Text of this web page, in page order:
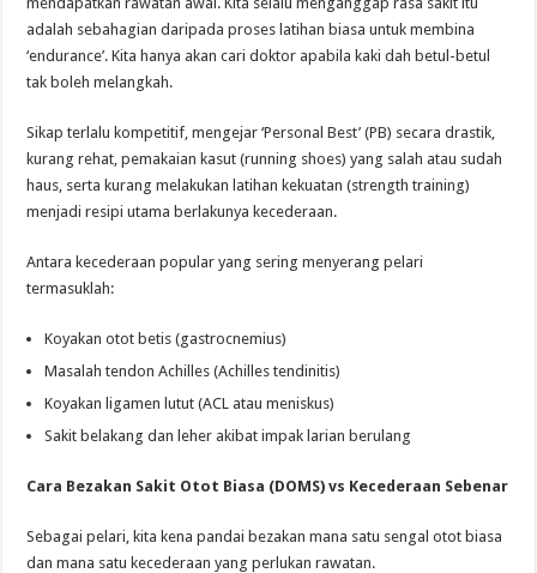
adalah sebahagian daripada proses latihan biasa untuk membina
‘endurance’. Kita hanya akan cari doktor apabila kaki dah betul-betul
tak boleh melangkah.
Sikap terlalu kompetitif, mengejar ‘Personal Best’ (PB) secara drastik,
kurang rehat, pemakaian kasut (running shoes) yang salah atau sudah
haus, serta kurang melakukan latihan kekuatan (strength training)
menjadi resipi utama berlakunya kecederaan.
Antara kecederaan popular yang sering menyerang pelari
termasuklah:
Koyakan otot betis (gastrocnemius)
Masalah tendon Achilles (Achilles tendinitis)
Koyakan ligamen lutut (ACL atau meniskus)
Sakit belakang dan leher akibat impak larian berulang
Cara Bezakan Sakit Otot Biasa (DOMS) vs Kecederaan Sebenar
Sebagai pelari, kita kena pandai bezakan mana satu sengal otot biasa
dan mana satu kecederaan yang perlukan rawatan.